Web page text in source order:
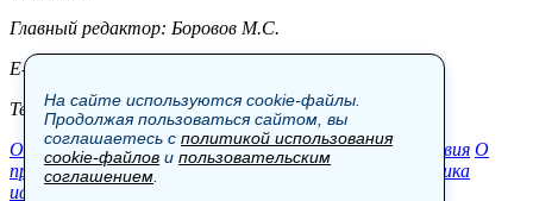
Главный редактор: Боровов М.С.
E-mail: site@vestnik.net, reb.msk@yandex.ru
Тел.: +7 (921) 720-00-97
Общество Экономика Контакты В мире Происшествия О
проекте Шоу-бизнес Политика Пресс-релизы
Политика
использования cookie-файлов
На сайте используются cookie-файлы.
Продолжая пользоваться сайтом, вы
соглашаетесь с политикой использования
cookie-файлов и пользовательским
соглашением